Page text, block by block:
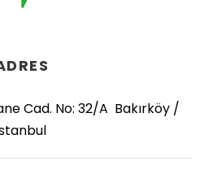
Cad. No: 32/A Bakırköy /